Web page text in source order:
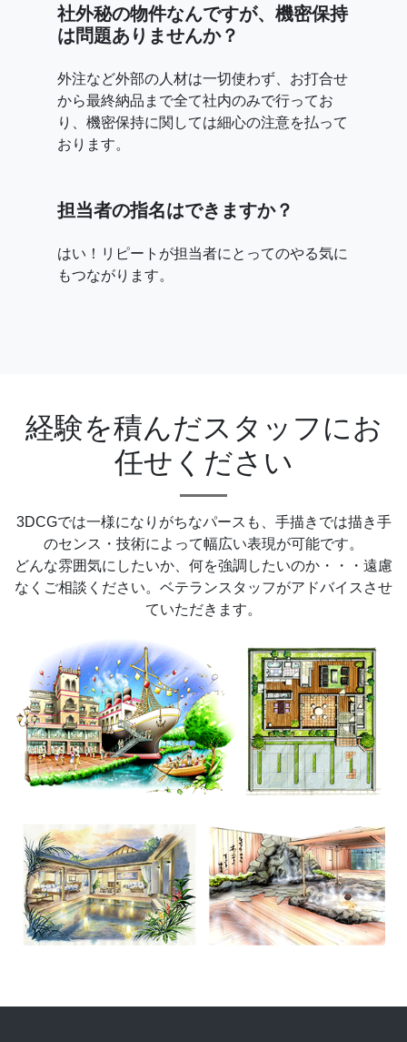
社外秘の物件なんですが、機密保持
は問題ありませんか？
外注など外部の人材は一切使わず、お打合せ
から最終納品まで全て社内のみで行ってお
り、機密保持に関しては細心の注意を払って
おります。
担当者の指名はできますか？
はい！リピートが担当者にとってのやる気に
もつながります。
経験を積んだスタッフにお
任せください
3DCGでは一様になりがちなパースも、手描きでは描き手
のセンス・技術によって幅広い表現が可能です。
どんな雰囲気にしたいか、何を強調したいのか・・・遠慮
なくご相談ください。ベテランスタッフがアドバイスさせ
ていただきます。